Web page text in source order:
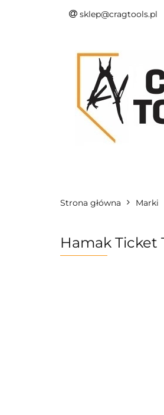
sklep@cragtools.pl
Strona główna Marki
Hamak Ticket